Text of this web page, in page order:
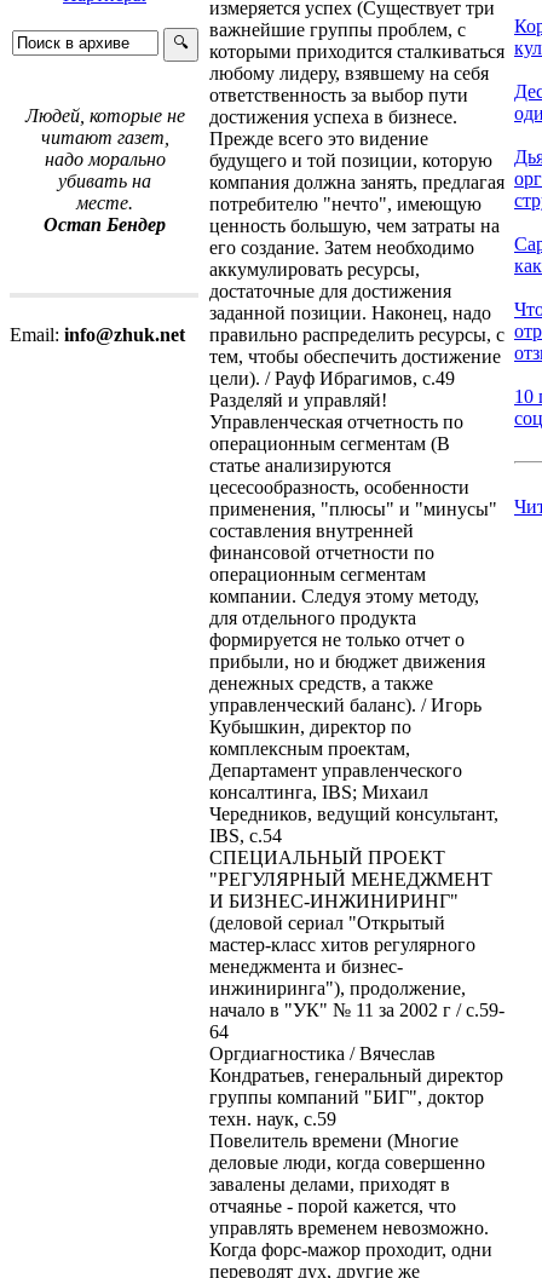
Людей, которые не
читают газет,
надо морально
убивать на
месте.
Остап Бендер
Email: info@zhuk.net
измеряется успех (Существует три
важнейшие группы проблем, с
которыми приходится сталкиваться
любому лидеру, взявшему на себя
ответственность за выбор пути
достижения успеха в бизнесе.
Прежде всего это видение
будущего и той позиции, которую
компания должна занять, предлагая
потребителю "нечто", имеющую
ценность большую, чем затраты на
его создание. Затем необходимо
аккумулировать ресурсы,
достаточные для достижения
заданной позиции. Наконец, надо
правильно распределить ресурсы, с
тем, чтобы обеспечить достижение
цели). / Рауф Ибрагимов, с.49
Разделяй и управляй!
Управленческая отчетность по
операционным сегментам (В
статье анализируются
цесесообразность, особенности
применения, "плюсы" и "минусы"
составления внутренней
финансовой отчетности по
операционным сегментам
компании. Следуя этому методу,
для отдельного продукта
формируется не только отчет о
прибыли, но и бюджет движения
денежных средств, а также
управленческий баланс). / Игорь
Кубышкин, директор по
комплексным проектам,
Департамент управленческого
консалтинга, IBS; Михаил
Чередников, ведущий консультант,
IBS, с.54
СПЕЦИАЛЬНЫЙ ПРОЕКТ
"РЕГУЛЯРНЫЙ МЕНЕДЖМЕНТ
И БИЗНЕС-ИНЖИНИРИНГ"
(деловой сериал "Открытый
мастер-класс хитов регулярного
менеджмента и бизнес-
инжиниринга"), продолжение,
начало в "УК" № 11 за 2002 г / с.59-
64
Оргдиагностика / Вячеслав
Кондратьев, генеральный директор
группы компаний "БИГ", доктор
техн. наук, с.59
Повелитель времени (Многие
деловые люди, когда совершенно
завалены делами, приходят в
отчаянье - порой кажется, что
управлять временем невозможно.
Когда форс-мажор проходит, одни
переводят дух, другие же
10